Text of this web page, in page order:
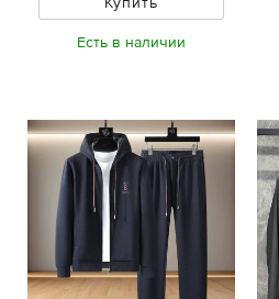
Есть в наличии